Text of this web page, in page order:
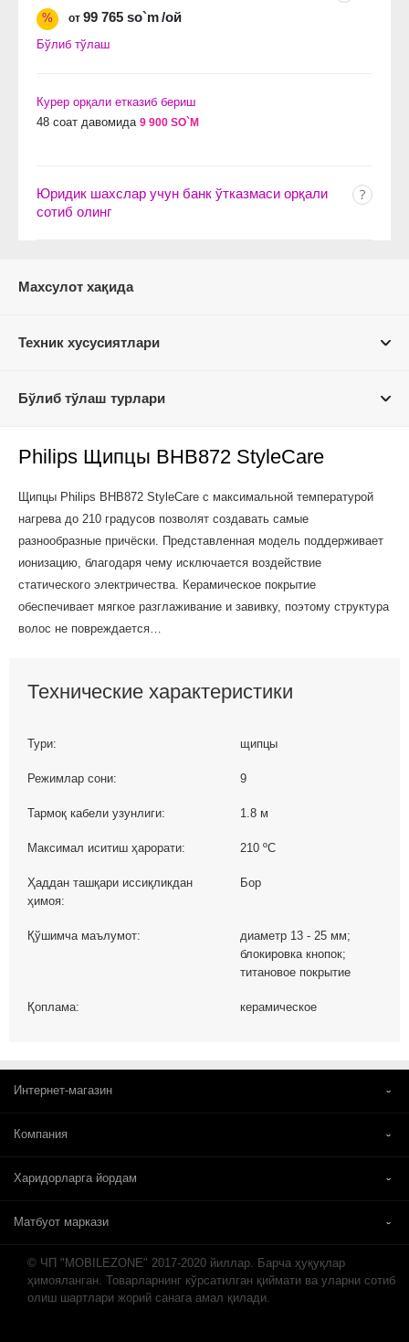
%
от 99 765 so`m/ой
Бўлиб тўлаш
Курер орқали етказиб бериш
48 соат давомида 9 900 SO`M
Юридик шахслар учун банк ўтказмаси орқали
сотиб олинг
Махсулот хақида
Техник хусусиятлари
Бўлиб тўлаш турлари
Philips Щипцы BHB872 StyleCare
Щипцы Philips BHB872 StyleCare с максимальной температурой
нагрева до 210 градусов позволят создавать самые
разнообразные причёски. Представленная модель поддерживает
ионизацию, благодаря чему исключается воздействие
статического электричества. Керамическое покрытие
обеспечивает мягкое разглаживание и завивку, поэтому структура
волос не повреждается…
Технические характеристики
Тури: щипцы
Режимлар сони: 9
Тармоқ кабели узунлиги: 1.8 м
Максимал иситиш ҳарорати: 210 ºС
Ҳаддан ташқари иссиқликдан
ҳимоя:
Бор
Қўшимча маълумот:
диаметр 13 - 25 мм;
блокировка кнопок;
титановое покрытие
Қоплама: керамическое
Интернет-магазин
Компания
Харидорларга йордам
Матбуот маркази
© ЧП "MOBILEZONE" 2017-2020 йиллар. Барча ҳуқуқлар
ҳимояланган. Товарларнинг кўрсатилган қиймати ва уларни сотиб
олиш шартлари жорий санага амал қилади.